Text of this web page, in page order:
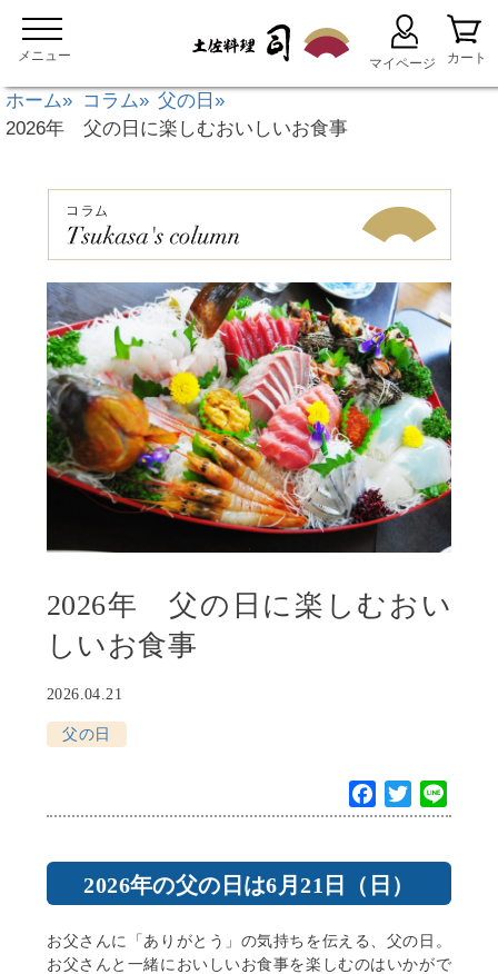
ホーム コラム
父の日
2026年 父の日に楽しむおいしいお食事
2026年 父の日に楽しむおい
しいお食事
2026.04.21
父の日
a
e
w
r
i
e
2026年の父の日は6月21日（日）
お父さんに「ありがとう」の気持ちを伝える、父の日。
お父さんと一緒においしいお食事を楽しむのはいかがで